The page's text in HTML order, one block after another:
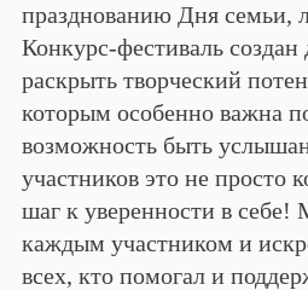
празднованию Дня семьи,
Конкурс-фестиваль создан
раскрыть творческий
которым особенно важна
возможность быть
участников это не просто
шаг к уверенности в
каждым участником и
всех, кто помогал и